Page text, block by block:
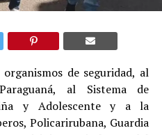
de seguridad, al
al Sistema de
y Adolescente y a la
Policarirubana, Guardia